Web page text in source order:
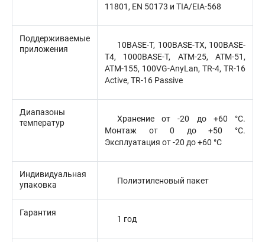
11801, EN 50173 и TIA/EIA-568
Поддерживаемые
приложения
10BASE-T, 100BASE-TX, 100BASE-
T4, 1000BASE-T, ATM-25, ATM-51,
ATM-155, 100VG-AnyLan, TR-4, TR-16
Active, TR-16 Passive
Диапазоны
температур
Хранение от -20 до +60 °C.
Монтаж от 0 до +50 °C.
Эксплуатация от -20 до +60 °C
Индивидуальная
упаковка
Полиэтиленовый пакет
Гарантия
1 год